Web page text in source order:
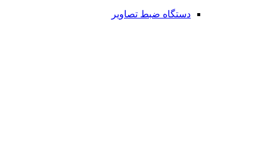
دستگاه ضبط تصاویر